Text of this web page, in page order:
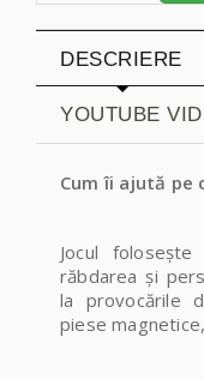
DESCRIERE
YOUTUBE
Cum îi ajută pe
Jocul
răbdarea și
la provocările
piese